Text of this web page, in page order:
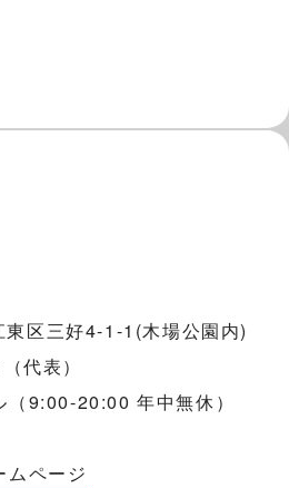
区三好4-1-1(木場公園内)
代表）
（9:00-20:00 年中無休）
ムページ